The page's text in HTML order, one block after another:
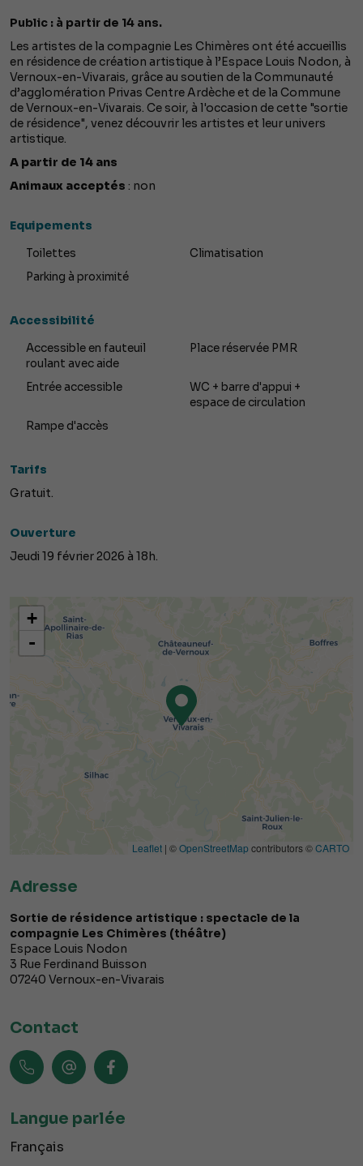
Public : à partir de 14 ans.
Les artistes de la compagnie Les Chimères ont été accueillis
en résidence de création artistique à l’Espace Louis Nodon, à
Vernoux-en-Vivarais, grâce au soutien de la Communauté
d’agglomération Privas Centre Ardèche et de la Commune
de Vernoux-en-Vivarais. Ce soir, à l'occasion de cette "sortie
de résidence", venez découvrir les artistes et leur univers
artistique.
A partir de 14 ans
Animaux acceptés : non
Equipements
Toilettes
Climatisation
Parking à proximité
Accessibilité
Accessible en fauteuil
roulant avec aide
Place réservée PMR
Entrée accessible
WC + barre d'appui +
espace de circulation
Rampe d'accès
Tarifs
Gratuit.
Ouverture
Jeudi 19 février 2026 à 18h.
+
-
Leaflet | ©OpenStreetMap contributors ©CARTO
Adresse
Sortie de résidence artistique : spectacle de la
compagnie Les Chimères (théâtre)
Espace Louis Nodon
3 Rue Ferdinand Buisson
07240 Vernoux-en-Vivarais
Contact
Langue parlée
Français